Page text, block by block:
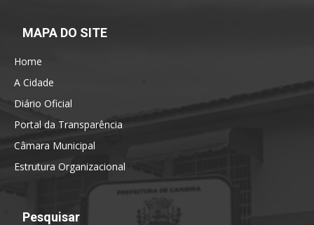
MAPA DO SITE
Home
A Cidade
Diário Oficial
Portal da Transparência
Câmara Municipal
Estrutura Organizacional
Pesquisar